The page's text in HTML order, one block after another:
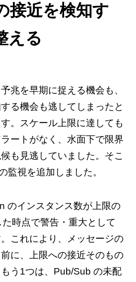
接近を検知す
える
兆を早期に捉える機会も、
る機会も逃してしまったと
。スケール上限に達しても
ートがなく、水面下で限界
も見逃していました。そこ
監視を追加しました。
のインスタンス数が上限の
時点で警告・重大として
これにより、メッセージの
に、上限への接近そのもの
う1つは、Pub/Sub の未配